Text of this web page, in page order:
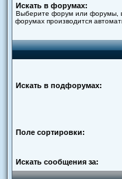
Искать в форумах:
Выберите форум или форумы, в
форумах производится
Искать в подфорумах:
Поле сортировки:
Искать сообщения за: